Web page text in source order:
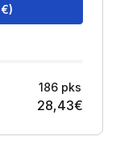
€)
186 pks
28,43€